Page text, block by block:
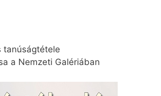
tanúságtétele
a Nemzeti Galériában